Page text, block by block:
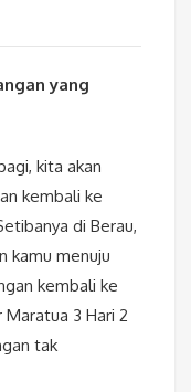
yang
kita akan
kembali ke
di Berau,
kamu menuju
kembali ke
3 Hari 2
tak